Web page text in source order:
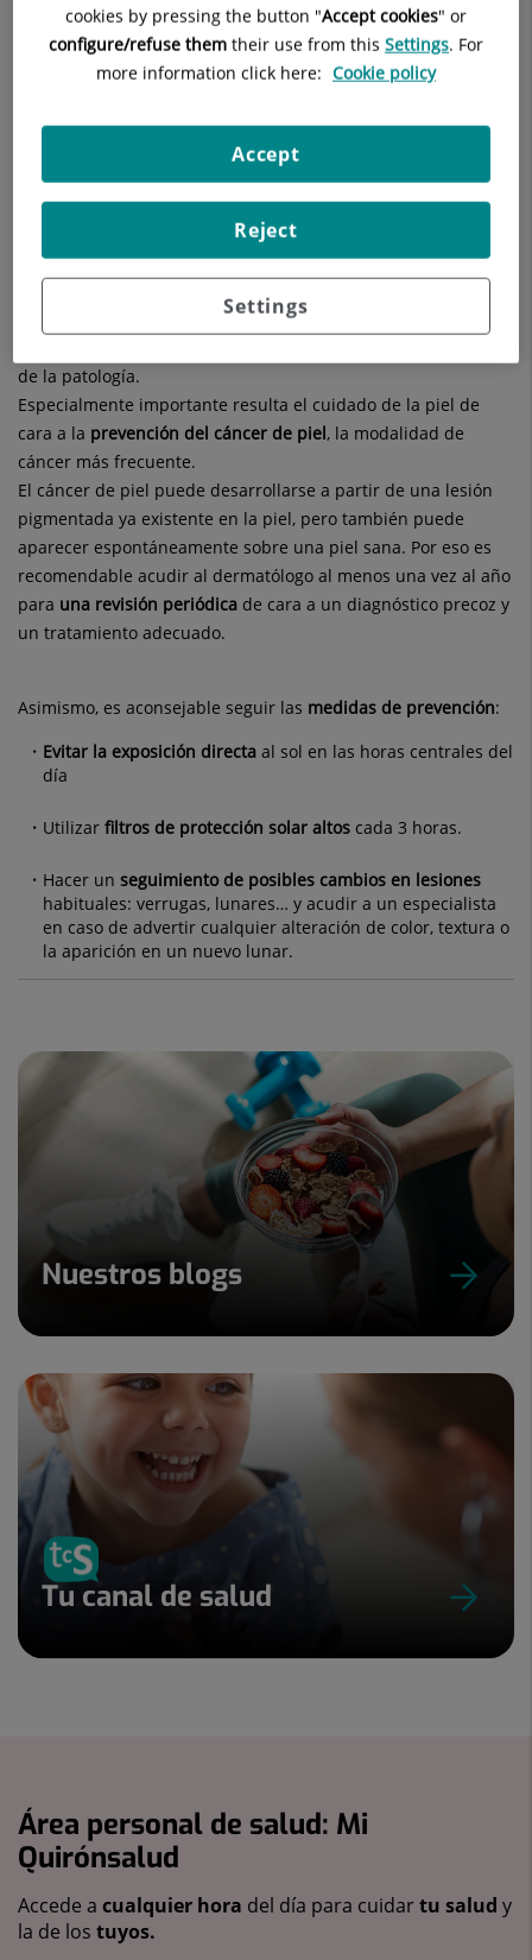
El servicio de Dermatología del Hospital Quirónsalud Talavera
cuenta con elequipamiento técnico necesario y unequipo
de profesionales especializados en laprevención,
afectan a lapiel.
¿Cuáles son las enfermedades dermatológicas más
Desde ladermatitis atópicaa lapsoriasispasando por el
revisada por un especialista en Dermatología ya que un
de la patología.
Especialmente importante resulta el cuidado de la piel de
cara a la prevención del cáncer de piel, la modalidad de
cáncer más frecuente.
El cáncer de piel puede desarrollarse a partir de una lesión
pigmentada ya existente en la piel, pero también puede
aparecer espontáneamente sobre una piel sana. Por eso es
recomendable acudir al dermatólogo al menos una vez al año
para una revisión periódica de cara a un diagnóstico precoz y
un tratamiento adecuado.
Asimismo, es aconsejable seguir las medidas de prevención:
Evitar la exposición directa al sol en las horas centrales del
día
Utilizar filtros de protección solar altos cada 3 horas.
Hacer un seguimiento de posibles cambios en lesiones
habituales: verrugas, lunares… y acudir a un especialista
en caso de advertir cualquier alteración de color, textura o
la aparición en un nuevo lunar.
Nuestros blogs
Tu canal de salud
Área personal de salud: Mi
Quirónsalud
Accede a cualquier hora del día para cuidartu salud y
la de los tuyos.
cookies by pressing the button "Accept cookies" or
configure/refuse them their use from this Settings. For
more information click here: Cookie policy
Settings
Reject
Accept